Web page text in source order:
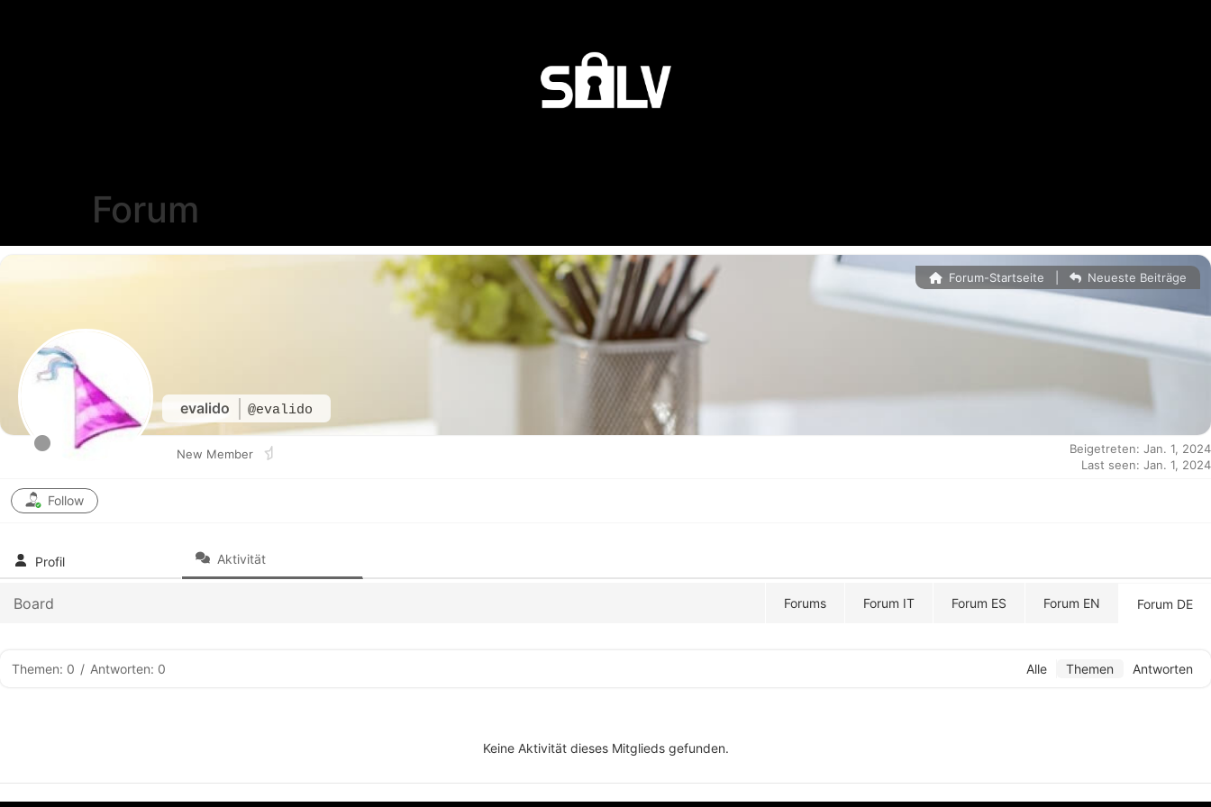
Forum
evalido @evalido
Forum-Startseite Neueste Beiträge
New Member
Beigetreten: Jan. 1, 2024
Last seen: Jan. 1, 2024
Follow
Profil Aktivität
Board Forums Forum IT Forum ES Forum EN Forum DE
Themen: 0 / Antworten: 0 Alle Themen Antworten
Keine Aktivität dieses Mitglieds gefunden.